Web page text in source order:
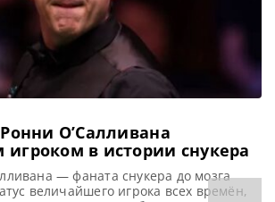
О’Салливана
в истории снукера
— фаната снукера до мозга
величайшего игрока всех времён,